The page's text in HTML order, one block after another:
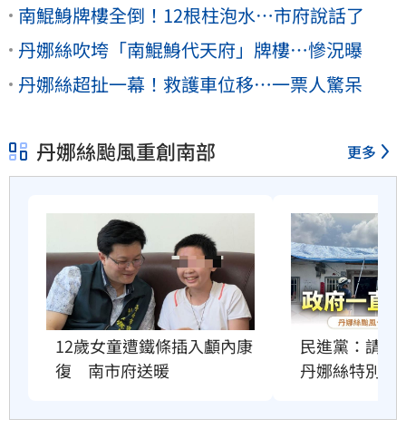
南鯤鯓牌樓全倒！12根柱泡水…市府說話了
丹娜絲吹垮「南鯤鯓代天府」牌樓…慘況曝
丹娜絲超扯一幕！救護車位移…一票人驚呆
丹娜絲颱風重創南部 更多
12歲女童遭鐵條插入顱內康
復　南市府送暖
民進黨：請在
丹娜絲特別預